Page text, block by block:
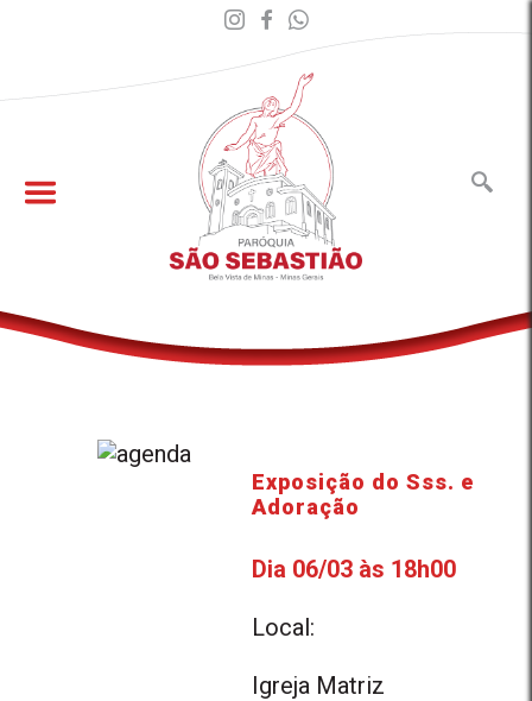
Exposição do Sss. e
Adoração
Dia 06/03 às 18h00
Local:
Igreja Matriz